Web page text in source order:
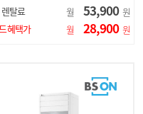
탈료 월 53,900 원
혜택가
월 28,900 원